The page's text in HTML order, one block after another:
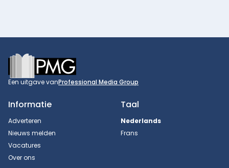
Footer
Een uitgave vanProfessional Media Group
Informatie
Adverteren
Nieuws melden
Vacatures
Over ons
Taal
Nederlands
Frans